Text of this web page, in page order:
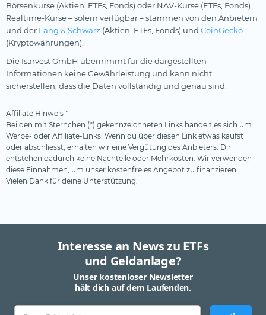
Börsenkurse (Aktien, ETFs, Fonds) oder NAV-Kurse (ETFs, Fonds).
Realtime-Kurse – sofern verfügbar – stammen von den Anbietern
und der Lang & Schwarz (Aktien, ETFs, Fonds) und CoinGecko
(Kryptowährungen).
Die Isarvest GmbH übernimmt für die dargestellten
Informationen keine Gewährleistung und kann nicht
sicherstellen, dass die Daten vollständig und genau sind.
Affiliate Hinweis *
Bei den mit Sternchen (*) gekennzeichneten Links handelt es sich um
Werbe- oder Affiliate-Links. Wenn du über diesen Link etwas kaufst
oder abschliesst, erhalten wir eine Vergütung des Anbieters. Dir
entstehen dadurch keine Nachteile oder Mehrkosten. Wir verwenden
diese Einnahmen, um unser kostenfreies Angebot zu finanzieren.
Vielen Dank für deine Unterstützung.
Interesse an News zu ETFs
und Geldanlage?
Unser kostenloser Newsletter
hält dich auf dem Laufenden.